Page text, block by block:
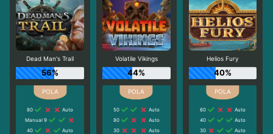
Dead Man's Trail
56%
80
Auto
Manual 9
40
Auto
Volatile Vikings
44%
50
Auto
80
Auto
30
Auto
Helios Fury
40%
60
Auto
40
Auto
30
Auto